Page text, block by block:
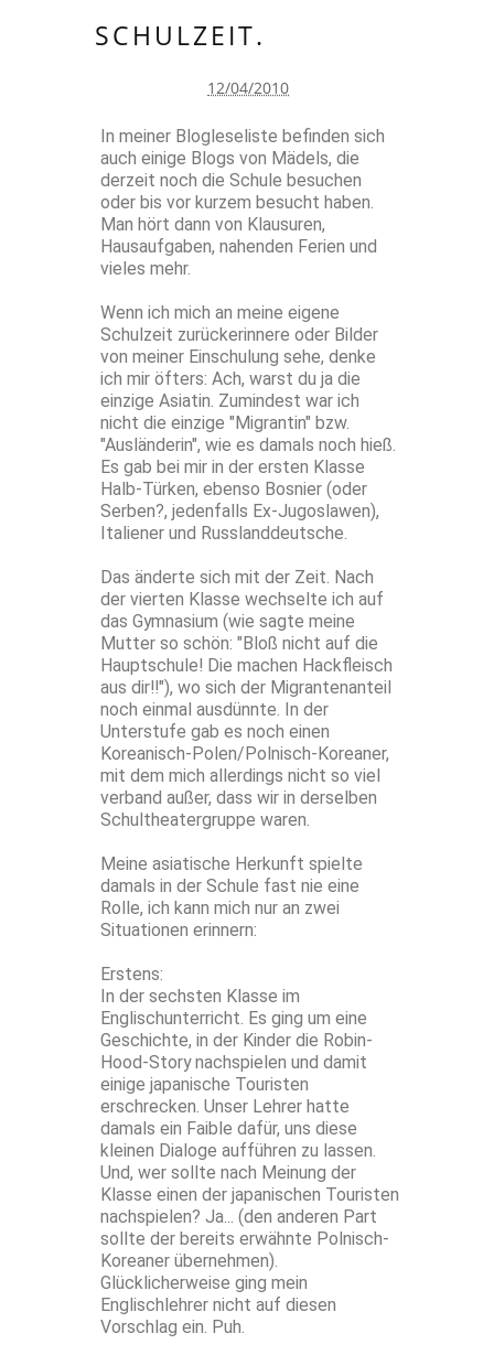
SCHULZEIT.
12/04/2010
In meiner Blogleseliste befinden sich
auch einige Blogs von Mädels, die
derzeit noch die Schule besuchen
oder bis vor kurzem besucht haben.
Man hört dann von Klausuren,
Hausaufgaben, nahenden Ferien und
vieles mehr.
Wenn ich mich an meine eigene
Schulzeit zurückerinnere oder Bilder
von meiner Einschulung sehe, denke
ich mir öfters: Ach, warst du ja die
einzige Asiatin. Zumindest war ich
nicht die einzige "Migrantin" bzw.
"Ausländerin", wie es damals noch hieß.
Es gab bei mir in der ersten Klasse
Halb-Türken, ebenso Bosnier (oder
Serben?, jedenfalls Ex-Jugoslawen),
Italiener und Russlanddeutsche.
Das änderte sich mit der Zeit. Nach
der vierten Klasse wechselte ich auf
das Gymnasium (wie sagte meine
Mutter so schön: "Bloß nicht auf die
Hauptschule! Die machen Hackfleisch
aus dir!!"), wo sich der Migrantenanteil
noch einmal ausdünnte. In der
Unterstufe gab es noch einen
Koreanisch-Polen/Polnisch-Koreaner,
mit dem mich allerdings nicht so viel
verband außer, dass wir in derselben
Schultheatergruppe waren.
Meine asiatische Herkunft spielte
damals in der Schule fast nie eine
Rolle, ich kann mich nur an zwei
Situationen erinnern:
Erstens:
In der sechsten Klasse im
Englischunterricht. Es ging um eine
Geschichte, in der Kinder die Robin-
Hood-Story nachspielen und damit
einige japanische Touristen
erschrecken. Unser Lehrer hatte
damals ein Faible dafür, uns diese
kleinen Dialoge aufführen zu lassen.
Und, wer sollte nach Meinung der
Klasse einen der japanischen Touristen
nachspielen? Ja... (den anderen Part
sollte der bereits erwähnte Polnisch-
Koreaner übernehmen).
Glücklicherweise ging mein
Englischlehrer nicht auf diesen
Vorschlag ein. Puh.